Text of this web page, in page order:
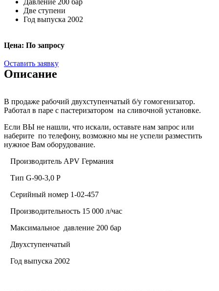
Две ступени
Год выпуска 2002
Цена: По запросу
Оставить заявку
Описание
В продаже рабочий двухступенчатый б/у гомогенизатор.
Работал в паре с пастеризатором на сливочной установке.
Если ВЫ не нашли, что искали, оставьте нам запрос или
наберите по телефону, возможно мы не успели разместить
нужное Вам оборудование.
Производитель APV Германия
Тип G-90-3,0 P
Серийный номер 1-02-457
Производительность 15 000 л/час
Максимальное давление 200 бар
Двухступенчатый
Год выпуска 2002